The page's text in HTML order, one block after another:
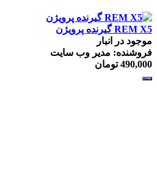
REM X5 گيرنده پرويژن
موجود در انبار
فروشنده: مدیر وب سایت
490,000 تومان